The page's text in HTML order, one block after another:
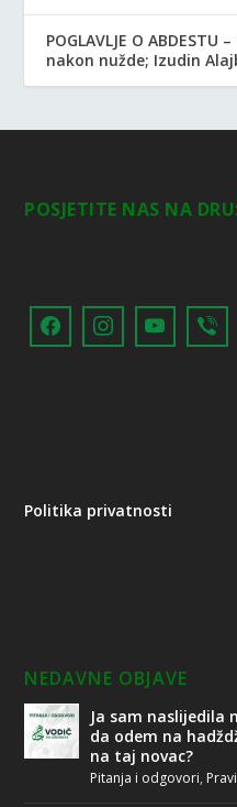
POGLAVLJE O
nakon nužde; Izudin
POSJETITE NAS NA
Politika privatnosti
NEDAVNE OBJAVE
Ja sam naslijedila
da odem na
na taj novac?
Pitanja i odgovori,